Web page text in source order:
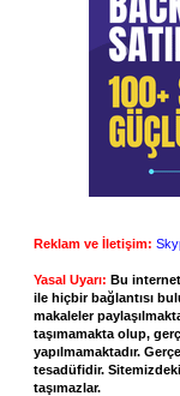
Reklam ve İletişim:
Yasal Uyarı: Bu
ile hiçbir bağlantısı
makaleler
taşımamakta olup,
yapılmamaktadır.
tesadüfidir.
taşımazlar.